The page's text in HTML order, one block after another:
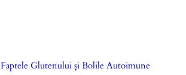
Faptele Glutenului și Bolile Autoimune